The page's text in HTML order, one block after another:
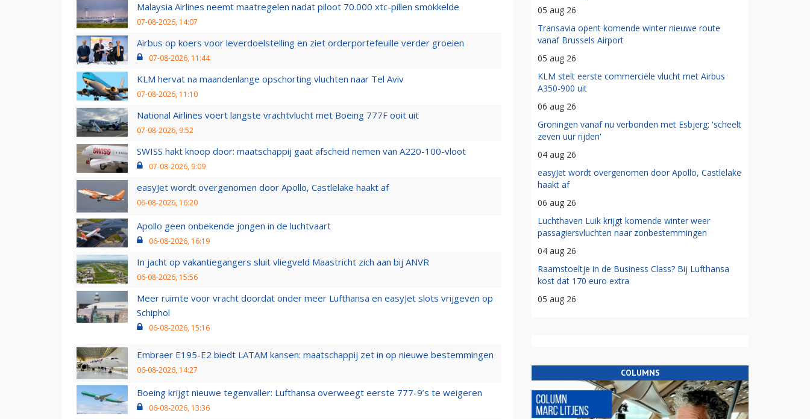
Malaysia Airlines neemt maatregelen nadat piloot 70.000 xtc-pillen smokkelde
07-08-2026, 14:07
Airbus op koers voor leverdoelstelling en ziet orderportefeuille verder groeien
07-08-2026, 11:44
KLM hervat na maandenlange opschorting vluchten naar Tel Aviv
07-08-2026, 11:10
National Airlines voert langste vrachtvlucht met Boeing 777F ooit uit
07-08-2026, 9:52
SWISS hakt knoop door: maatschappij gaat afscheid nemen van A220-100-vloot
07-08-2026, 9:09
easyJet wordt overgenomen door Apollo, Castlelake haakt af
06-08-2026, 16:20
Apollo geen onbekende jongen in de luchtvaart
06-08-2026, 16:19
In jacht op vakantiegangers sluit vliegveld Maastricht zich aan bij ANVR
06-08-2026, 15:56
Meer ruimte voor vracht doordat onder meer Lufthansa en easyJet slots vrijgeven op
Schiphol
06-08-2026, 15:16
Embraer E195-E2 biedt LATAM kansen: maatschappij zet in op nieuwe bestemmingen
06-08-2026, 14:27
Boeing krijgt nieuwe tegenvaller: Lufthansa overweegt eerste 777-9’s te weigeren
06-08-2026, 13:36
05 aug 26
Transavia opent komende winter nieuwe route
vanaf Brussels Airport
05 aug 26
KLM stelt eerste commerciële vlucht met Airbus
A350-900 uit
06 aug 26
Groningen vanaf nu verbonden met Esbjerg: 'scheelt
zeven uur rijden'
04 aug 26
easyJet wordt overgenomen door Apollo, Castlelake
haakt af
06 aug 26
Luchthaven Luik krijgt komende winter weer
passagiersvluchten naar zonbestemmingen
04 aug 26
Raamstoeltje in de Business Class? Bij Lufthansa
kost dat 170 euro extra
05 aug 26
COLUMNS